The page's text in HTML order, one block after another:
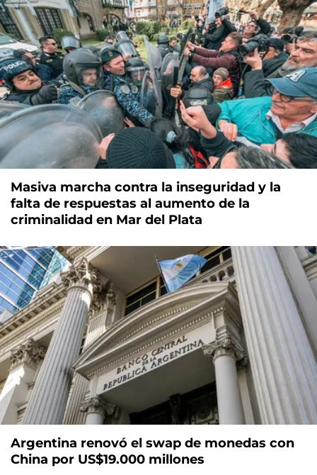
Masiva marcha contra la inseguridad y la
falta de respuestas al aumento de la
criminalidad en Mar del Plata
Argentina renovó el swap de monedas con
China por US$19.000 millones